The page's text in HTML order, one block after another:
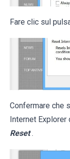
Fare clic sul
Confermare che
Internet
Reset .